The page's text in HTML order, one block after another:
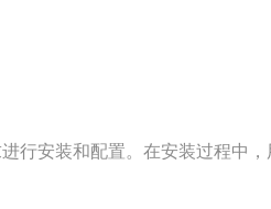
行安装和配置。在安装过程中